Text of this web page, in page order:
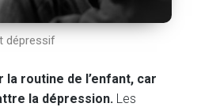
dépressif
la routine de l’enfant, car
la dépression. Les